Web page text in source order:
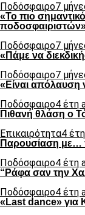
Ποδόσφαιρο7
«Το πιο
Ποδόσφαιρο7
«Πάμε να
Ποδόσφαιρο7
«Είναι απόλαυση
Ποδόσφαιρο4 έτη
Πιθανή θλάση ο
Επικαιρότητα4
Παρουσίαση με…
Ποδόσφαιρο4 έτη
“Ράφα σαν την
Ποδόσφαιρο4 έτη
«Last dance» για